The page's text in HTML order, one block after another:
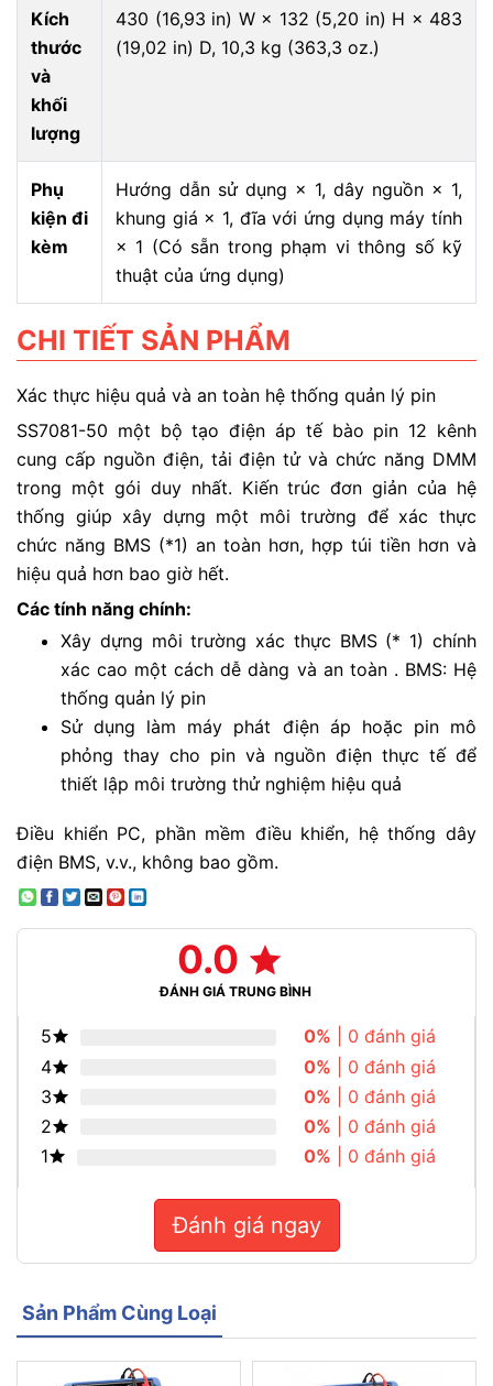
Kích
thước
và
khối
lượng
430 (16,93 in) W × 132 (5,20 in) H × 483
(19,02 in) D, 10,3 kg (363,3 oz.)
Phụ
kiện đi
kèm
Hướng dẫn sử dụng × 1, dây nguồn × 1,
khung giá × 1, đĩa với ứng dụng máy tính
× 1 (Có sẵn trong phạm vi thông số kỹ
thuật của ứng dụng)
CHI TIẾT SẢN PHẨM
Xác thực hiệu quả và an toàn hệ thống quản lý pin
SS7081-50 một bộ tạo điện áp tế bào pin 12 kênh
cung cấp nguồn điện, tải điện tử và chức năng DMM
trong một gói duy nhất. Kiến trúc đơn giản của hệ
thống giúp xây dựng một môi trường để xác thực
chức năng BMS (*1) an toàn hơn, hợp túi tiền hơn và
hiệu quả hơn bao giờ hết.
Các tính năng chính:
Xây dựng môi trường xác thực BMS (* 1) chính
xác cao một cách dễ dàng và an toàn . BMS: Hệ
thống quản lý pin
Sử dụng làm máy phát điện áp hoặc pin mô
phỏng thay cho pin và nguồn điện thực tế để
thiết lập môi trường thử nghiệm hiệu quả
Điều khiển PC, phần mềm điều khiển, hệ thống dây
điện BMS, v.v., không bao gồm.
0.0
ĐÁNH GIÁ TRUNG BÌNH
5 0% | 0 đánh giá
4
0% | 0 đánh giá
3
0% | 0 đánh giá
2
0% | 0 đánh giá
1
0% | 0 đánh giá
Đánh giá ngay
Sản Phẩm Cùng Loại